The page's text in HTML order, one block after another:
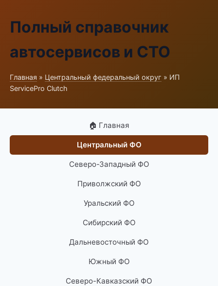
Полный справочник
автосервисов и СТО
Главная » Центральный федеральный округ » ИП
ServicePro Clutch
🏠 Главная
Центральный ФО
Северо-Западный ФО
Приволжский ФО
Уральский ФО
Сибирский ФО
Дальневосточный ФО
Южный ФО
Северо-Кавказский ФО